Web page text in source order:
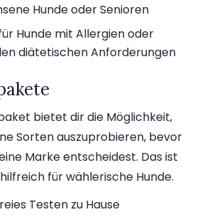
Hunde oder Senioren
Hunde mit Allergien oder
diätetischen Anforderungen
bietet dir die Möglichkeit,
Sorten auszuprobieren, bevor
Marke entscheidest. Das ist
für wählerische Hunde.
Testen zu Hause